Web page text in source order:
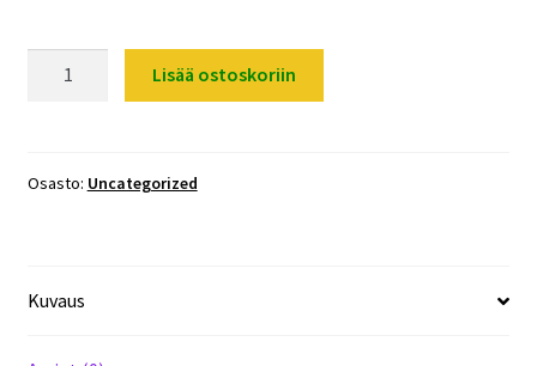
-
pyykinpesukoneille.
-
Lisää ostoskoriin
Osasto: Uncategorized
Kuvaus